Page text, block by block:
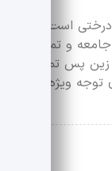
است که
و تمدن
پس تمامی
ویژه تری